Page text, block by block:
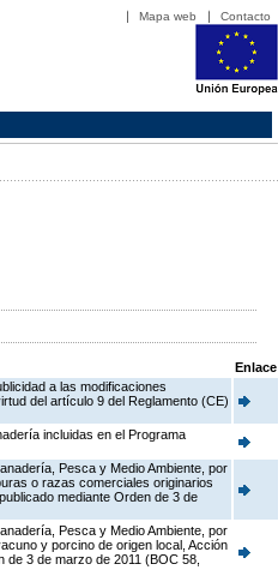
Mapa web Contacto
Enlace
a las modificaciones
del artículo 9 del Reglamento (CE)
incluidas en el Programa
Pesca y Medio Ambiente, por
o razas comerciales originarios
mediante Orden de 3 de
Pesca y Medio Ambiente, por
y porcino de origen local, Acción
de 3 de marzo de 2011 (BOC 58,